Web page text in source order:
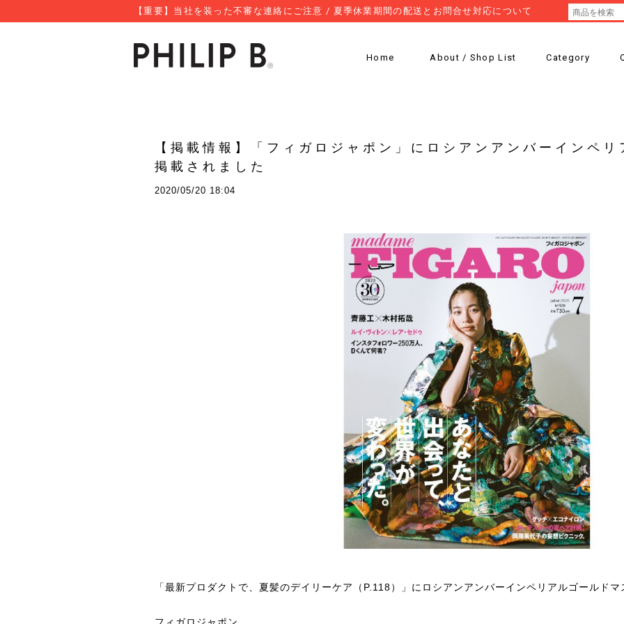
【重要】当社を装った不審な連絡にご注意 / 夏季休業期間の配送とお問合せ対応について
Home About / Shop List Category
【掲載情報】「フィガロジャポン」にロシアンアンバーインペ
掲載されました
2020/05/20 18:04
「最新プロダクトで、夏髪のデイリーケア（P.118）」にロシアンアンバーインペリアルゴールドマ
フィガロジャポン